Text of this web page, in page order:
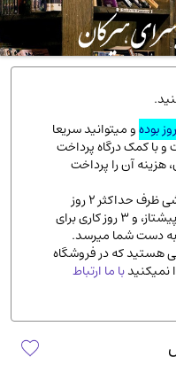
بودهو میتوانید سریعا
و با کمک درگاه پرداخت
هزینه آن را پرداخت
کتاب های سفارشی ظرف حداکثر 2 روز
کاری برای پست پیشتاز، و 3 روز کاری برای
دست شما میرسد.
هستید که در فروشگاه
نمیکنیدبا ما ارتباط